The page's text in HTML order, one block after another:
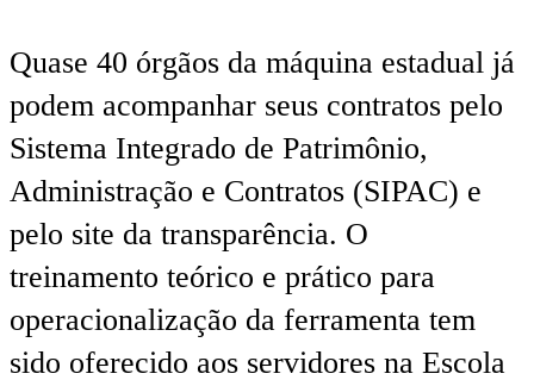
Quase 40 órgãos da máquina estadual já
podem acompanhar seus contratos pelo
Sistema Integrado de Patrimônio,
Administração e Contratos (SIPAC) e
pelo site da transparência. O
treinamento teórico e prático para
operacionalização da ferramenta tem
sido oferecido aos servidores na Escola